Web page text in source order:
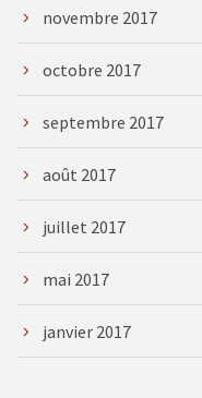
novembre 2017
octobre 2017
septembre 2017
août 2017
juillet 2017
mai 2017
janvier 2017